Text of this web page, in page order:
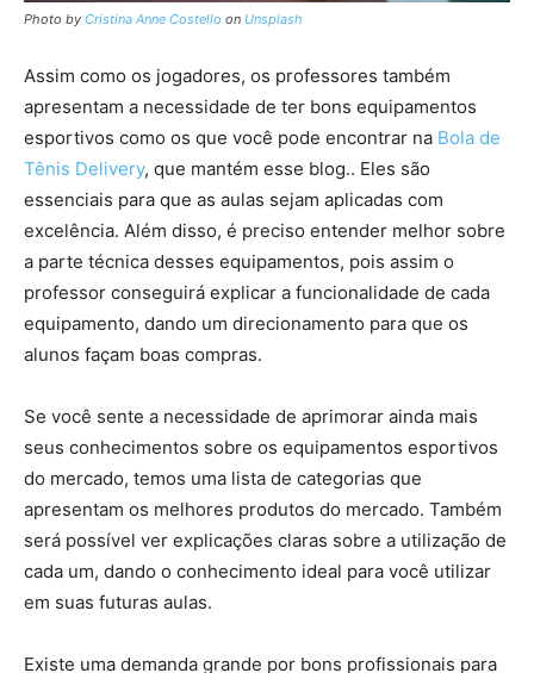
Photo by Cristina Anne Costello on Unsplash
Assim como os jogadores, os professores também
apresentam a necessidade de ter bons equipamentos
esportivos como os que você pode encontrar na Bola de
Tênis Delivery, que mantém esse blog.. Eles são
essenciais para que as aulas sejam aplicadas com
excelência. Além disso, é preciso entender melhor sobre
a parte técnica desses equipamentos, pois assim o
professor conseguirá explicar a funcionalidade de cada
equipamento, dando um direcionamento para que os
alunos façam boas compras.
Se você sente a necessidade de aprimorar ainda mais
seus conhecimentos sobre os equipamentos esportivos
do mercado, temos uma lista de categorias que
apresentam os melhores produtos do mercado. Também
será possível ver explicações claras sobre a utilização de
cada um, dando o conhecimento ideal para você utilizar
em suas futuras aulas.
Existe uma demanda grande por bons profissionais para